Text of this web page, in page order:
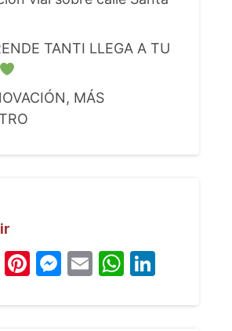
TANTI LLEGA A TU
MÁS
Pinterest
Messenger
Email